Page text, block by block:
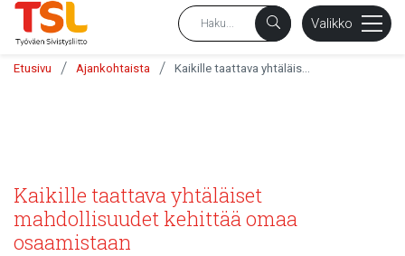
Valikko
Etusivu / Ajankohtaista /
Kaikille taattava yhtäläiset
mahdollisuudet kehittää omaa
osaamistaan